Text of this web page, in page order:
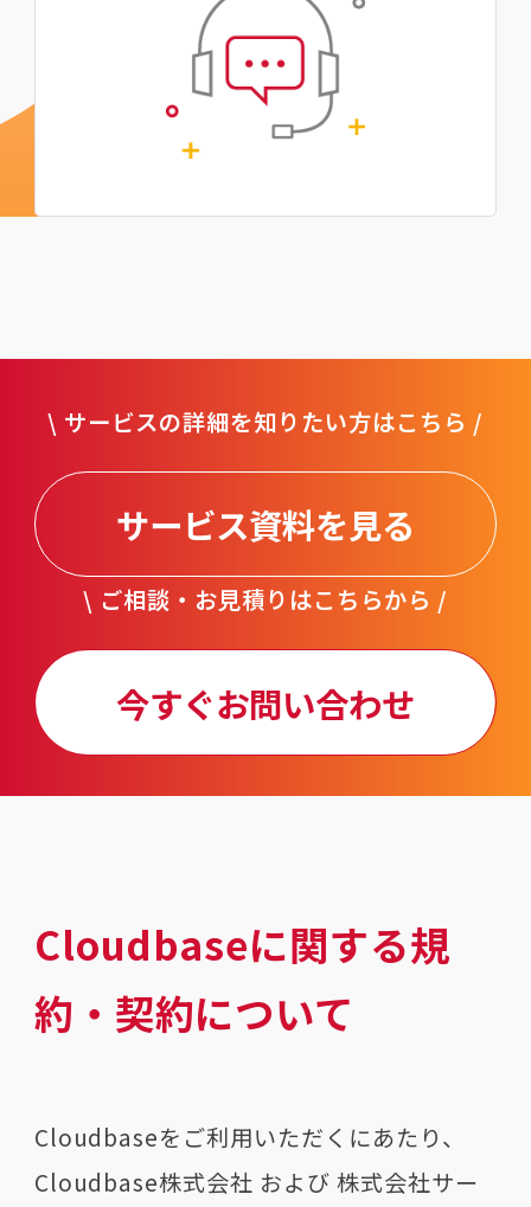
\ サービスの詳細を知りたい方はこちら /
サービス資料を見る
\ ご相談・お見積りはこちらから /
今すぐお問い合わせ
Cloudbaseに関する規
約・契約について
Cloudbaseをご利用いただくにあたり、
Cloudbase株式会社 および 株式会社サー